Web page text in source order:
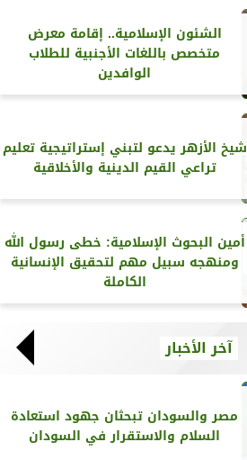
الشئون الإسلامية.. إقامة معرض
متخصص باللغات الأجنبية للطلاب
الوافدين
شيخ الأزهر يدعو لتبني إستراتيجية تعليم
تراعي القيم الدينية والأخلاقية
أمين البحوث الإسلامية: خطى رسول الله
ومنهجه سبيل مهم لتحقيق الإنسانية
الكاملة
آخر الأخبار
مصر والسودان تبحثان جهود استعادة
السلام والاستقرار في السودان